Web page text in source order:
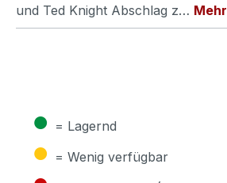
und Ted Knight Abschlag z… Mehr
● = Lagernd
● = Wenig verfügbar